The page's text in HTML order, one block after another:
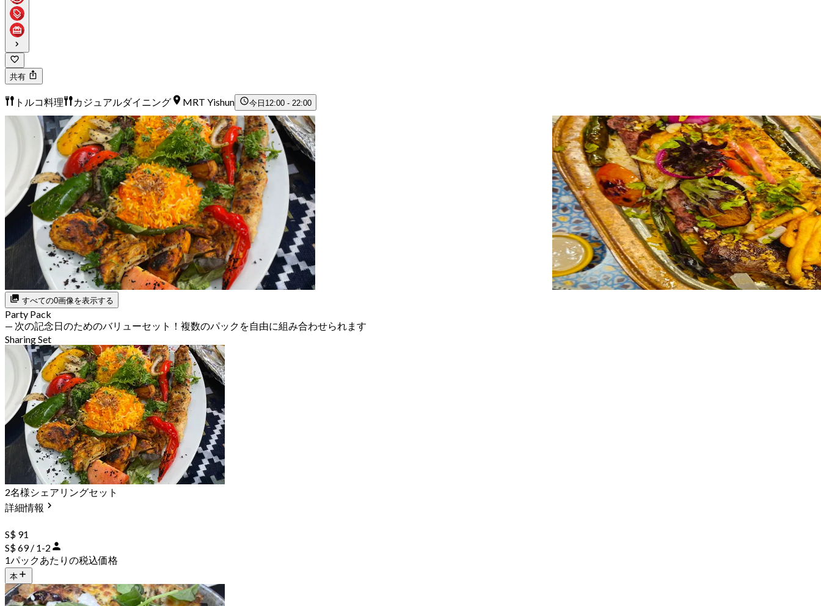
共有
トルコ料理 カジュアルダイニング MRT Yishun 今日 12:00 - 22:00
すべての0画像を表示する
Party Pack
— 次の記念日のためのバリューセット！複数のパックを自由に組み合わせられます
Sharing Set
2名様シェアリングセット
詳細情報
S$ 91
S$ 69 / 1-2
1パックあたりの税込価格
本